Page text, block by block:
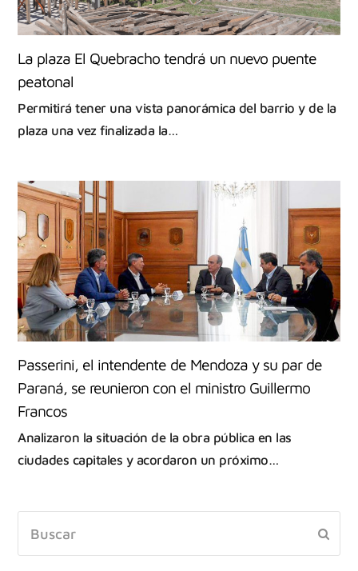
La plaza El Quebracho tendrá un nuevo puente
peatonal
Permitirá tener una vista panorámica del barrio y de la
plaza una vez finalizada la…
Passerini, el intendente de Mendoza y su par de
Paraná, se reunieron con el ministro Guillermo
Francos
Analizaron la situación de la obra pública en las
ciudades capitales y acordaron un próximo…